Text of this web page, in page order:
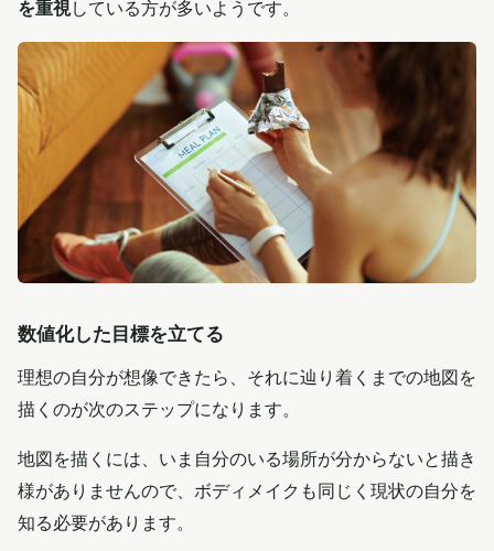
を重視している方が多いようです。
数値化した目標を立てる
理想の自分が想像できたら、それに辿り着くまでの地図を
描くのが次のステップになります。
地図を描くには、いま自分のいる場所が分からないと描き
様がありませんので、ボディメイクも同じく現状の自分を
知る必要があります。